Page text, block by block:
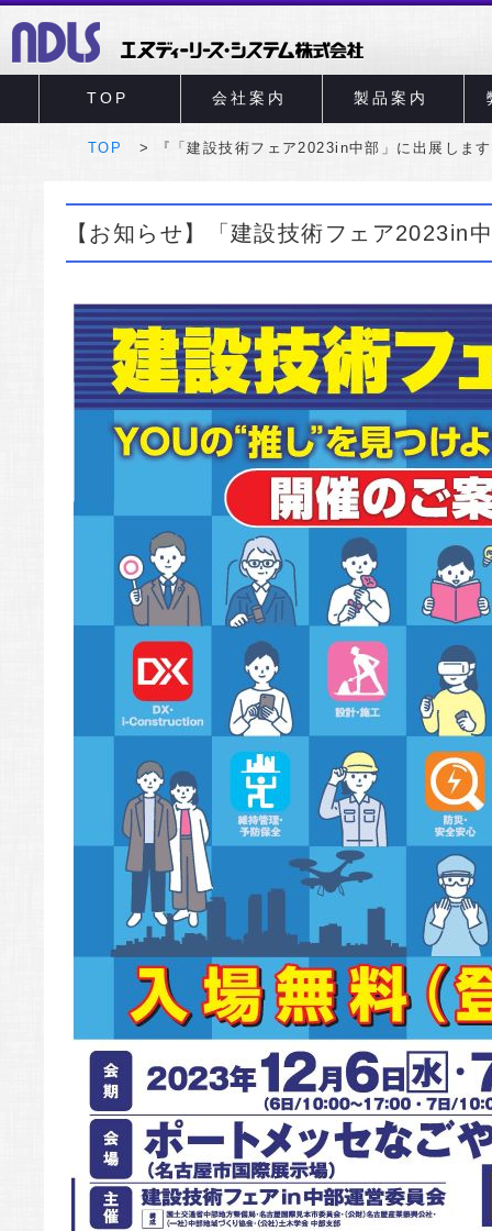
TOP 会社案内 製品案内
TOP 『「建設技術フェア2023in中部」に出展しま
【お知らせ】「建設技術フェア2023in